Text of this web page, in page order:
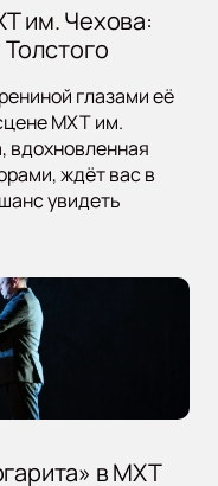
им. Чехова:
глазами её
МХТ им.
вдохновленная
ждёт вас в
увидеть
в МХТ